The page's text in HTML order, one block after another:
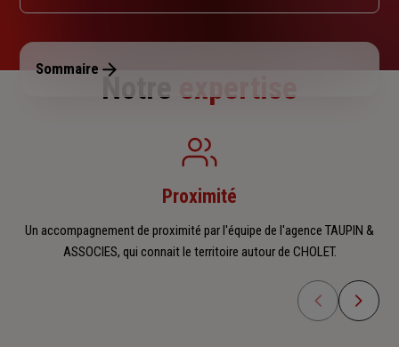
Dimanche : Fermé
Sommaire
Notre expertise
Proximité
Un accompagnement de proximité par l'équipe de l'agence TAUPIN &
ASSOCIES, qui connait le territoire autour de CHOLET.